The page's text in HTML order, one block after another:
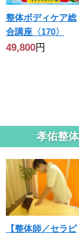
整体ボディケア総
合講座〈170〉
49,800円
孝佑整
【整体師／セラピ